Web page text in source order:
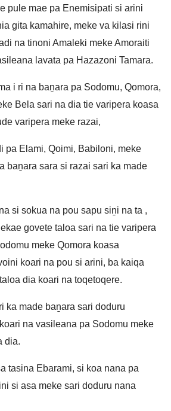
pule mae pa Enemisipati si arini
gita kamahire, meke va kilasi rini
na tinoni Amaleki meke Amoraiti
lavata pa Hazazoni Tamara.
i ri na baṉara pa Sodomu, Qomora,
Bela sari na dia tie varipera koasa
varipera meke razai,
pa Elami, Qoimi, Babiloni, meke
baṉara sara si razai sari ka made
si sokua na pou sapu siṉi na ta ,
govete taloa sari na tie varipera
meke Qomora koasa
koari na pou si arini, ba kaiqa
dia koari na toqetoqere.
ka made baṉara sari doduru
na vasileana pa Sodomu meke
dia.
tasina Ebarami, si koa nana pa
si asa meke sari doduru nana